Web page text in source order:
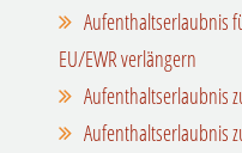
Aufenthaltserlaubnis
EU/EWR verlängern
Aufenthaltserlaubnis
Aufenthaltserlaubnis